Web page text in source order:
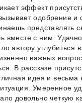
эффект
одобрение и
представлять
вместе с ним.
автору углубиться
важных
В рассказе
идея и весьма
Умеренное
довольно четкую